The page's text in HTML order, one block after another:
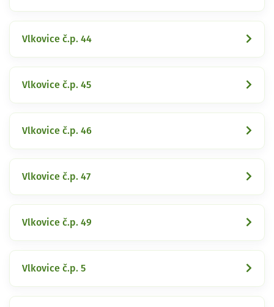
Vlkovice č.p. 44
Vlkovice č.p. 45
Vlkovice č.p. 46
Vlkovice č.p. 47
Vlkovice č.p. 49
Vlkovice č.p. 5